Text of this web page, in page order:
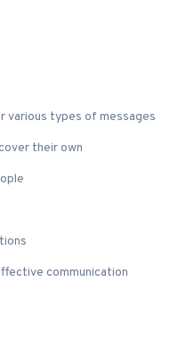
various types of messages
their own
communication